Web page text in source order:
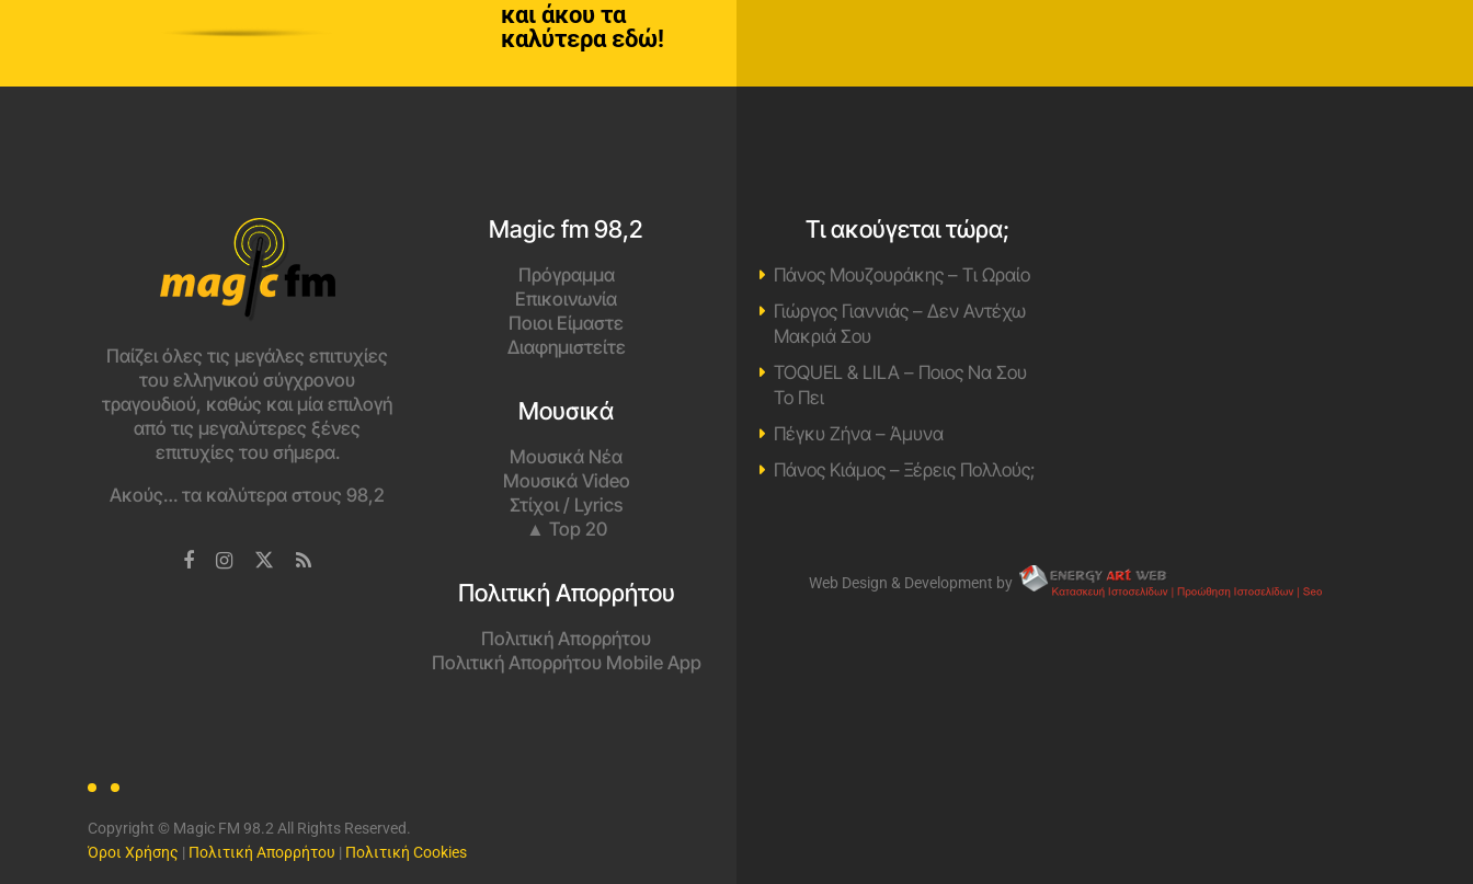
και άκου τα
καλύτερα εδώ!
Παίζει όλες τις μεγάλες επιτυχίες
του ελληνικού σύγχρονου
τραγουδιού, καθώς και μία επιλογή
από τις μεγαλύτερες ξένες
επιτυχίες του σήμερα.
Ακούς… τα καλύτερα στους 98,2
Magic fm 98,2
Πρόγραμμα
Επικοινωνία
Ποιοι Είμαστε
Διαφημιστείτε
Μουσικά
Μουσικά Νέα
Μουσικά Video
Στίχοι / Lyrics
▲ Top 20
Πολιτική Απορρήτου
Πολιτική Απορρήτου
Πολιτική Απορρήτου Mobile App
Copyright © Magic FM 98.2 All Rights Reserved.
Όροι Χρήσης | Πολιτική Απορρήτου | Πολιτική Cookies
Τι ακούγεται τώρα;
Πάνος Μουζουράκης – Τι Ωραίο
Γιώργος Γιαννιάς – Δεν Αντέχω
Μακριά Σου
TOQUEL & LILA – Ποιος Να Σου
Το Πει
Πέγκυ Ζήνα – Άμυνα
Πάνος Κιάμος – Ξέρεις Πολλούς;
Web Design & Development by